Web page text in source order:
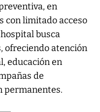
en
con limitado acceso
busca
ofreciendo atención
educación en
de
permanentes.